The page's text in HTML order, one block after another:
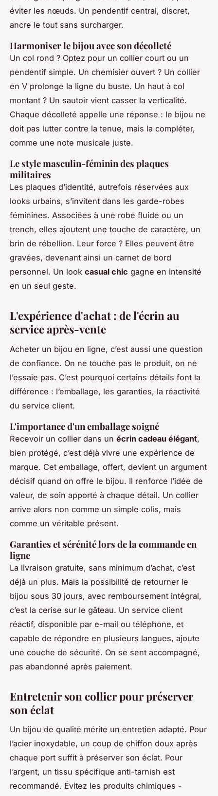
éviter les nœuds. Un pendentif central, discret,
ancre le tout sans surcharger.
Harmoniser le bijou avec son décolleté
Un col rond ? Optez pour un collier court ou un
pendentif simple. Un chemisier ouvert ? Un collier
en V prolonge la ligne du buste. Un haut à col
montant ? Un sautoir vient casser la verticalité.
Chaque décolleté appelle une réponse : le bijou ne
doit pas lutter contre la tenue, mais la compléter,
comme une note musicale juste.
Le style masculin-féminin des plaques
militaires
Les plaques d’identité, autrefois réservées aux
looks urbains, s’invitent dans les garde-robes
féminines. Associées à une robe fluide ou un
trench, elles ajoutent une touche de caractère, un
brin de rébellion. Leur force ? Elles peuvent être
gravées, devenant ainsi un carnet de bord
personnel. Un look casual chic gagne en intensité
en un seul geste.
L'expérience d'achat : de l'écrin au
service après-vente
Acheter un bijou en ligne, c’est aussi une question
de confiance. On ne touche pas le produit, on ne
l’essaie pas. C’est pourquoi certains détails font la
différence : l’emballage, les garanties, la réactivité
du service client.
L'importance d'un emballage soigné
Recevoir un collier dans un écrin cadeau élégant,
bien protégé, c’est déjà vivre une expérience de
marque. Cet emballage, offert, devient un argument
décisif quand on offre le bijou. Il renforce l’idée de
valeur, de soin apporté à chaque détail. Un collier
arrive alors non comme un simple colis, mais
comme un véritable présent.
Garanties et sérénité lors de la commande en
ligne
La livraison gratuite, sans minimum d’achat, c’est
déjà un plus. Mais la possibilité de retourner le
bijou sous 30 jours, avec remboursement intégral,
c’est la cerise sur le gâteau. Un service client
réactif, disponible par e-mail ou téléphone, et
capable de répondre en plusieurs langues, ajoute
une couche de sécurité. On se sent accompagné,
pas abandonné après paiement.
Entretenir son collier pour préserver
son éclat
Un bijou de qualité mérite un entretien adapté. Pour
l’acier inoxydable, un coup de chiffon doux après
chaque port suffit à préserver son éclat. Pour
l’argent, un tissu spécifique anti-tarnish est
recommandé. Évitez les produits chimiques -